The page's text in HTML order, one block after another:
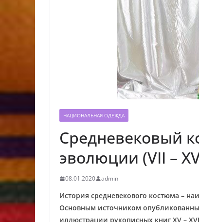
НАЦИОНАЛЬНАЯ ОДЕЖДА
Средневековый
эволюции (VII –
08.01.2020 admin
История средневекового костюма –
Основным источником
иллюстрации рукописных книг XV –